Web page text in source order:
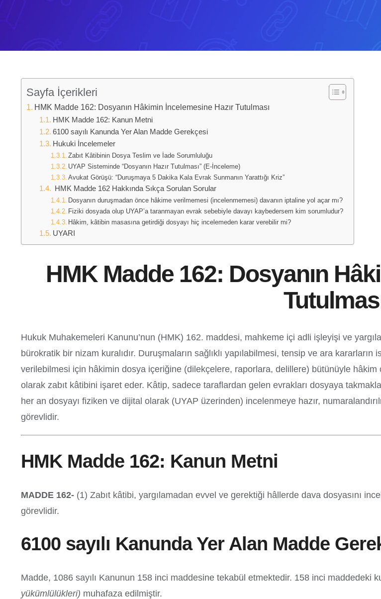
Sayfa İçerikleri
HMK Madde 162: Dosyanın Hâkimin İncelemesine Hazır Tutulması
HMK Madde 162: Kanun Metni
6100 sayılı Kanunda Yer Alan Madde Gerekçesi
Hukuki İncelemeler
Zabıt Kâtibinin Dosya Teslim ve İade Sorumluluğu
UYAP Sisteminde “Dosyanın Hazır Tutulması” (E-İnceleme)
Avukat Görüşü: “Duruşmaya 5 Dakika Kala Evrak Sunmanın Yarattığı Kriz”
HMK Madde 162 Hakkında Sıkça Sorulan Sorular
Dosyanın duruşmadan önce hâkime verilmemesi (incelenmemesi) davanın iptaline yol açar mı?
Fiziki dosyada olup UYAP’a taranmayan evrak sebebiyle davayı kaybedersem kim sorumludur?
Hâkim, kâtibin masasına getirdiği dosyayı hiç incelemeden karar verebilir mi?
UYARI
HMK Madde 162: Dosyanın
Hukuk Muhakemeleri Kanunu’nun (HMK) 162. maddesi, mahkeme içi adli işleyişi ve
bürokratik bir nizam kuralıdır. Duruşmaların sağlıklı yapılabilmesi, tensip ve ara
verilebilmesi için hâkimin dosya içeriğine (dilekçelere, raporlara, delillere) bütünüyle hâkim
olarak zabıt kâtibini işaret eder. Kâtip, sadece taraflardan gelen evrakları dosyaya
her an dosyayı fiziken ve dijital olarak (UYAP üzerinden) incelenmeye hazır,
görevlidir.
HMK Madde 162: Kanun Metni
MADDE 162- (1) Zabıt kâtibi, yargılamadan evvel ve gerektiği hâllerde dava dosyasını
görevlidir.
6100 sayılı Kanunda Yer Alan Madde
Madde, 1086 sayılı Kanunun 158 inci maddesine tekabül etmektedir. 158 inci maddedeki
yükümlülükleri) muhafaza edilmiştir.